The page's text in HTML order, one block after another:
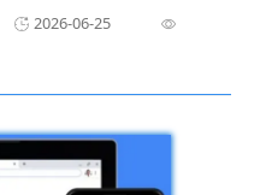
2026-06-25